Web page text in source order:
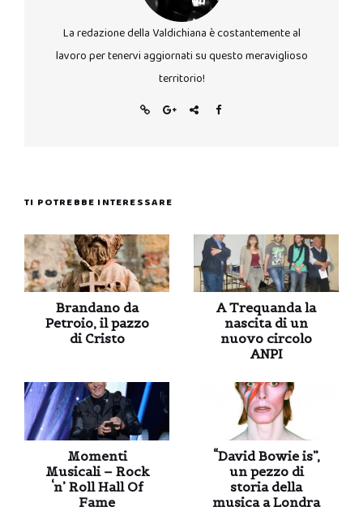
La redazione della Valdichiana è costantemente al
lavoro per tenervi aggiornati su questo meraviglioso
territorio!
TI POTREBBE INTERESSARE
Brandano da
Petroio, il pazzo
di Cristo
A Trequanda la
nascita di un
nuovo circolo
ANPI
Momenti
Musicali – Rock
‘n’ Roll Hall Of
Fame
“David Bowie is”,
un pezzo di
storia della
musica a Londra